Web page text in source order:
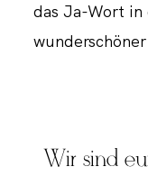
das Ja-Wort in
wunderschöner
Wir sind